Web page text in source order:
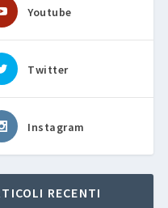
Youtube
Twitter
Instagram
RECENTI